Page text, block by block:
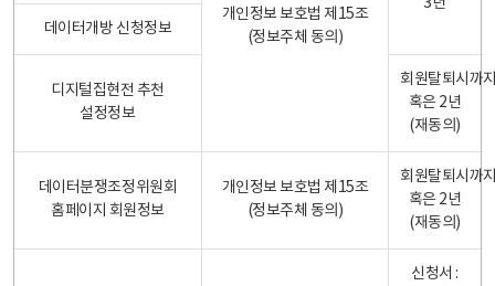
개인정보 보호법 제15조
(정보주체 동의)
데이터개방 신청정보
디지털집현전 추천
설정정보
회원탈퇴시까
혹은 2년
(재동의)
데이터분쟁조정위원회
홈페이지 회원정보
개인정보 보호법 제15조
(정보주체 동의)
회원탈퇴시까
혹은 2년
(재동의)
신청서 :